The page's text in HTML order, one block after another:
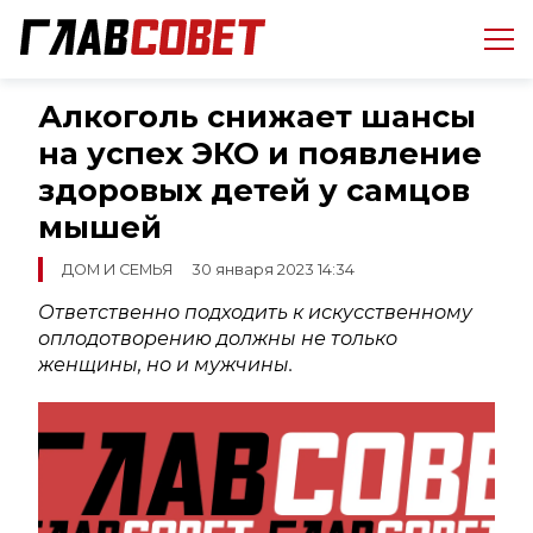
Алкоголь снижает шансы
на успех ЭКО и появление
здоровых детей у самцов
мышей
ДОМ И СЕМЬЯ 30 января 2023 14:34
Ответственно подходить к искусственному
оплодотворению должны не только
женщины, но и мужчины.